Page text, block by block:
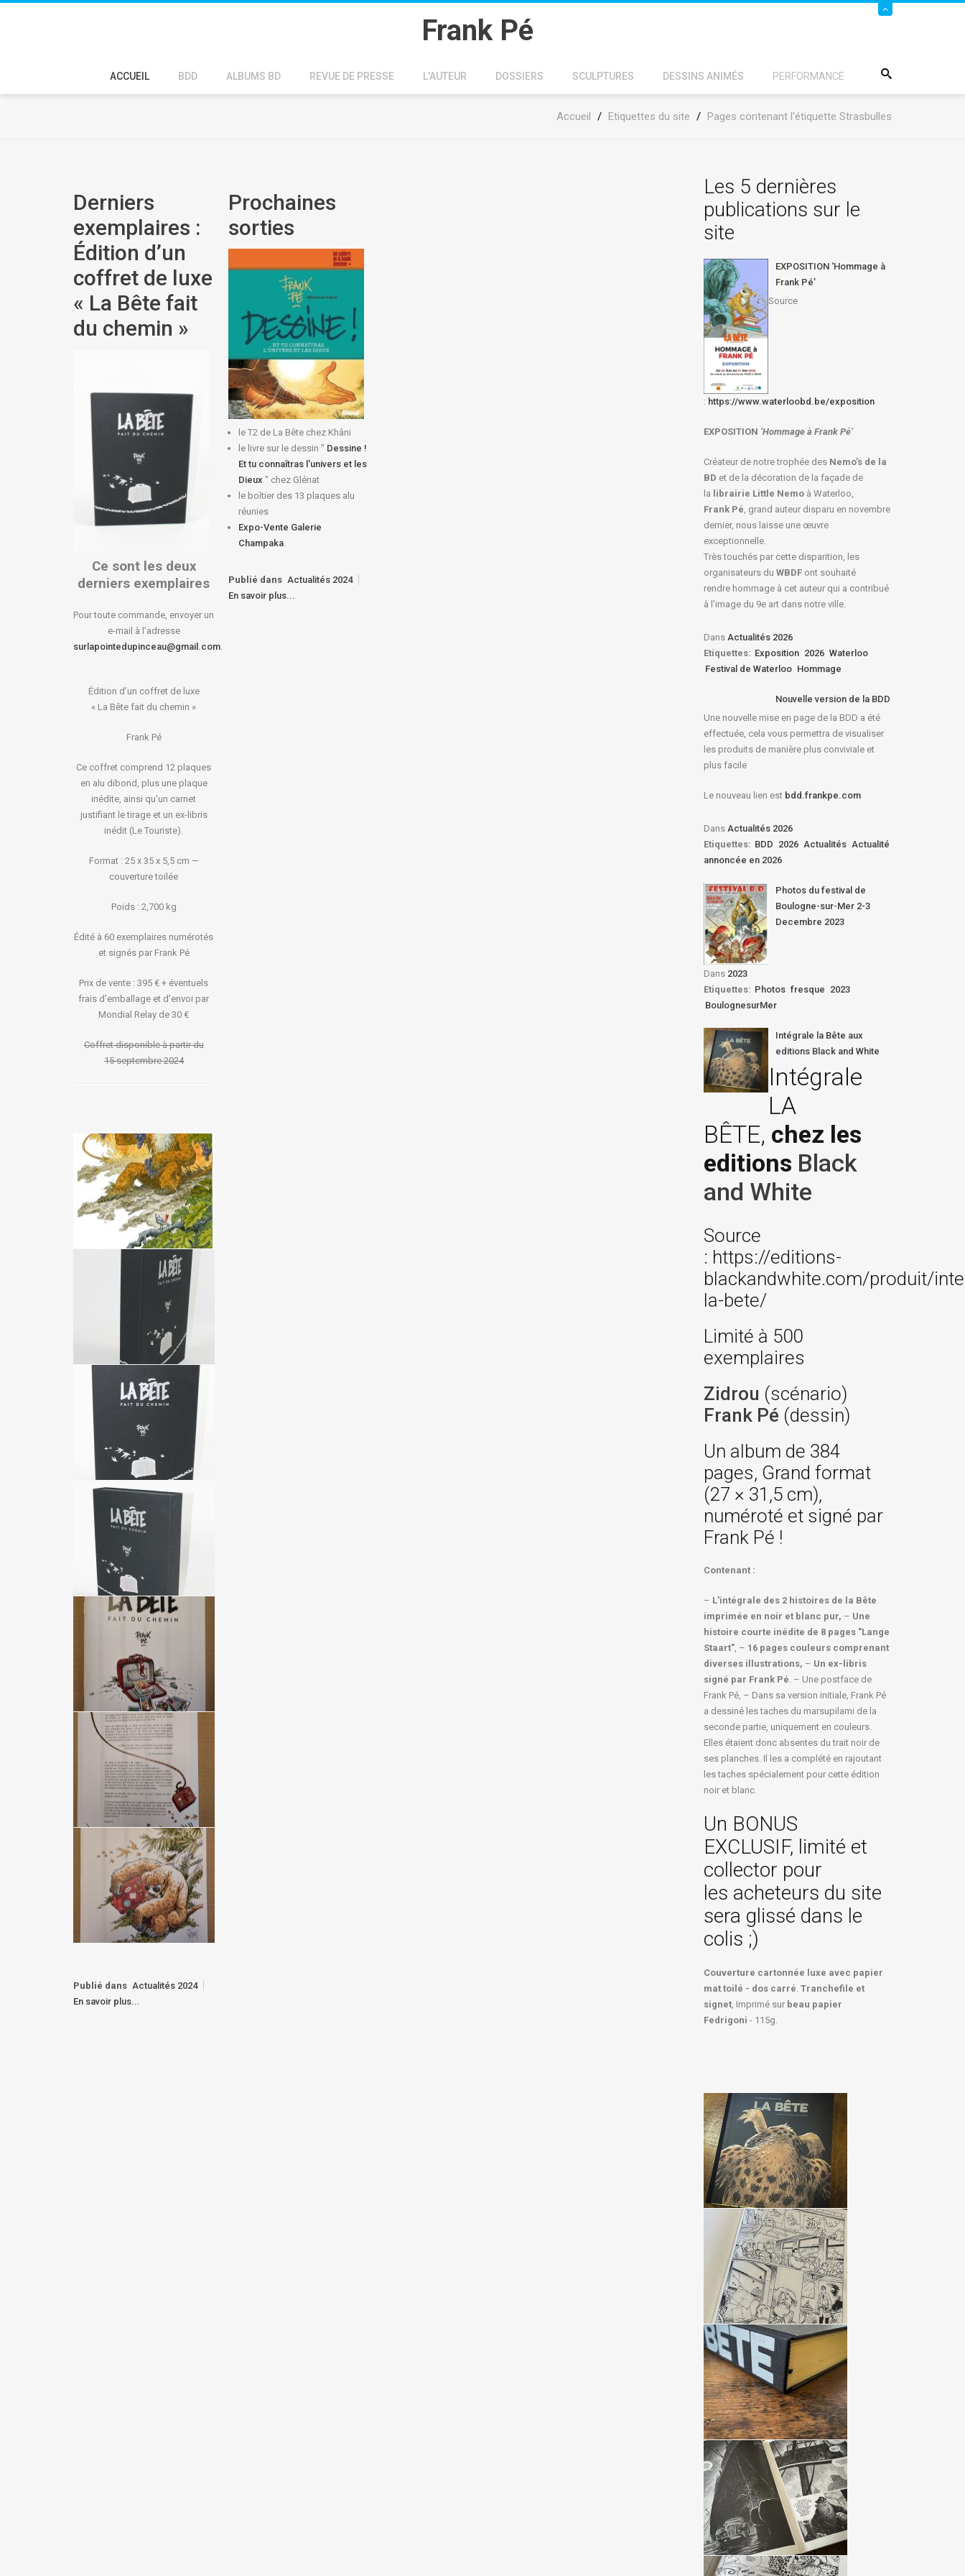
Frank Pé
ACCUEIL BDD ALBUMS BD REVUE DE PRESSE L'AUTEUR DOSSIERS SCULPTURES DESSINS ANIMÉS PERFORMANCE
Accueil / Etiquettes du site / Pages contenant l'étiquette Strasbulles
Derniers
exemplaires :
Édition d’un
coffret de luxe
« La Bête fait
du chemin »
Ce sont les deux
derniers exemplaires
Pour toute commande, envoyer un
e-mail à l’adresse
surlapointedupinceau@gmail.com.
Édition d’un coffret de luxe
« La Bête fait du chemin »
Frank Pé
Ce coffret comprend 12 plaques
en alu dibond, plus une plaque
inédite, ainsi qu’un carnet
justifiant le tirage et un ex-libris
inédit (Le Touriste).
Format : 25 x 35 x 5,5 cm —
couverture toilée
Poids : 2,700 kg
Édité à 60 exemplaires numérotés
et signés par Frank Pé
Prix de vente : 395 € + éventuels
frais d’emballage et d’envoi par
Mondial Relay de 30 €
Coffret disponible à partir du
15 septembre 2024
Publié dans Actualités 2024
En savoir plus...
Prochaines
sorties
le T2 de La Bête chez Khâni
le livre sur le dessin " Dessine !
Et tu connaîtras l'univers et les
Dieux " chez Glénat
le boîtier des 13 plaques alu
réunies
Expo-Vente Galerie
Champaka.
Publié dans Actualités 2024
En savoir plus...
Les 5 dernières
publications sur le
site
EXPOSITION ‘Hommage à
Frank Pé’
Source
: https://www.waterloobd.be/exposition
EXPOSITION ‘Hommage à Frank Pé’
Créateur de notre trophée des Nemo’s de la
BD et de la décoration de la façade de
la librairie Little Nemoà Waterloo,
Frank Pé, grand auteur disparu en novembre
dernier, nous laisse une œuvre
exceptionnelle.
Très touchés par cette disparition, les
organisateurs du WBDF ont souhaité
rendre hommage à cet auteur qui a contribué
à l’image du 9e art dans notre ville.
Dans Actualités 2026
Etiquettes: Exposition 2026 Waterloo
Festival de Waterloo Hommage
Nouvelle version de la BDD
Une nouvelle mise en page de la BDD a été
effectuée, cela vous permettra de visualiser
les produits de manière plus conviviale et
plus facile
Le nouveau lien est bdd.frankpe.com
Dans Actualités 2026
Etiquettes: BDD 2026 Actualités Actualité
annoncée en 2026
Photos du festival de
Boulogne-sur-Mer 2-3
Decembre 2023
Dans 2023
Etiquettes: Photos fresque 2023
BoulognesurMer
Intégrale la Bête aux
editions Black and White
Intégrale
LA
BÊTE, chez les
editions Black
and White
Source
: https://editions-
blackandwhite.com/produit/
la-bete/
Limité à 500
exemplaires
Zidrou (scénario)
Frank Pé (dessin)
Un album de 384
pages, Grand format
(27 × 31,5 cm),
numéroté et signé par
Frank Pé !
Contenant :
– L'intégrale des 2 histoires de la Bête
imprimée en noir et blanc pur, – Une
histoire courte inédite de 8 pages "Lange
Staart", – 16 pages couleurs comprenant
diverses illustrations, – Un ex-libris
signé par Frank Pé. – Une postface de
Frank Pé, – Dans sa version initiale, Frank Pé
a dessiné les taches du marsupilami de la
seconde partie, uniquement en couleurs.
Elles étaient donc absentes du trait noir de
ses planches. Il les a complété en rajoutant
les taches spécialement pour cette édition
noir et blanc.
Un BONUS
EXCLUSIF, limité et
collector pour
les acheteurs du site
sera glissé dans le
colis ;)
Couverture cartonnée luxe avec papier
mat toilé - dos carré. Tranchefile et
signet, Imprimé sur beau papier
Fedrigoni - 115g.